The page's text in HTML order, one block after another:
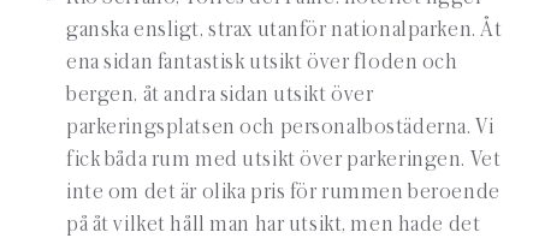
ganska ensligt, strax utanför nationalparken. Åt
ena sidan fantastisk utsikt över floden och
bergen, åt andra sidan utsikt över
parkeringsplatsen och personalbostäderna. Vi
fick båda rum med utsikt över parkeringen. Vet
inte om det är olika pris för rummen beroende
på åt vilket håll man har utsikt, men hade det